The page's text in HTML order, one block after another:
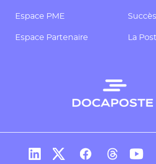
Espace PME
Espace Partenaire La
Compte Linkedin de Docaposte
Compte X de Docaposte
Compte Facebook
Compte